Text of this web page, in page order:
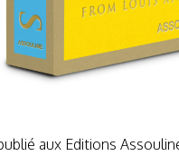
aux Editions